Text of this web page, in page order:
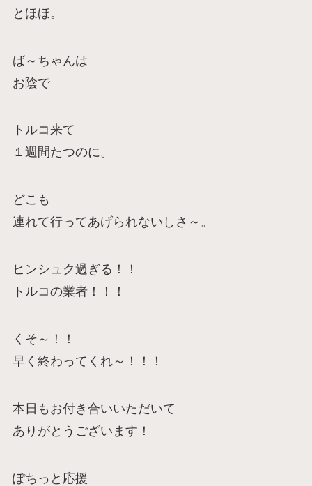
とほほ。
ば～ちゃんは
お陰で
トルコ来て
１週間たつのに。
どこも
連れて行ってあげられないしさ～。
ヒンシュク過ぎる！！
トルコの業者！！！
くそ～！！
早く終わってくれ～！！！
本日もお付き合いいただいて
ありがとうございます！
ぽちっと応援